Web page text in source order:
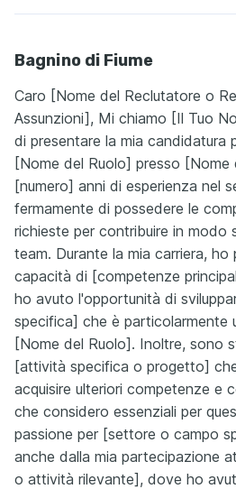
Bagnino di Fiume
Caro [Nome del Reclutatore o
Assunzioni], Mi chiamo [Il Tuo
di presentare la mia candidatura
[Nome del Ruolo] presso [Nome
[numero] anni di esperienza nel
fermamente di possedere le
richieste per contribuire in modo
team. Durante la mia carriera,
capacità di [competenze
ho avuto l'opportunità di
specifica] che è particolarmente
[Nome del Ruolo]. Inoltre, sono
[attività specifica o progetto]
acquisire ulteriori competenze e
che considero essenziali per
passione per [settore o campo
anche dalla mia partecipazione
o attività rilevante], dove ho